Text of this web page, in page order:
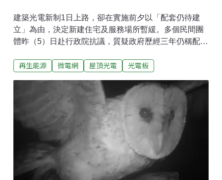
建築光電新制1日上路，卻在實施前夕以「配套仍待建
立」為由，決定新建住宅及服務場所暫緩。多個民間團
體昨（5）日赴行政院抗議，質疑政府歷經三年仍稱配套
律疑慮。團體要求行政院公開決策過程，並在今
住宅光電配套不足 民團：三年準備還不夠？把光電設在
建物上，可減少額外開發農地或生態敏感區。台灣建築
光電新制8月1日正式實施，卻在上路前夕暫緩新建住宅
及服務場所的光電設置義務。行政院公報3日刊登《建築
物設置太陽光電發電設備標準》修正，住宅類及服務場
所兩類建築的施行日期，將由中央另定。修正中說明，
這兩類建築涉及區分所有權及共用部分管理，光電設備
的維護管理、設備更新及營運模式等「配套仍待建
再生能源 微電網 屋頂光電 光電板